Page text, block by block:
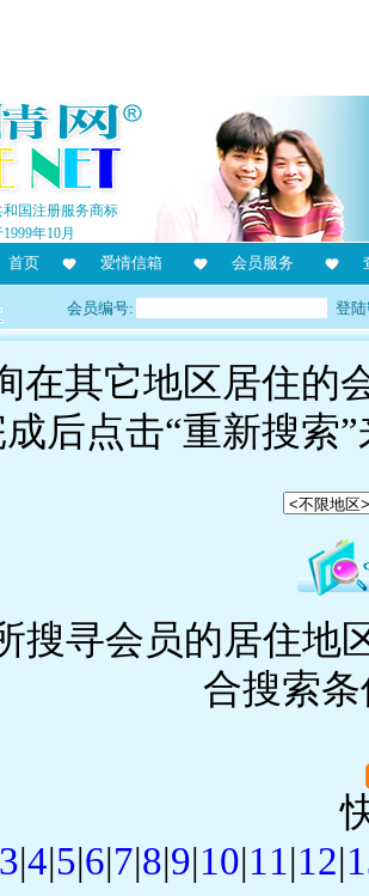
国注册服务商标
年10月
首页 爱情信箱 会员服务
会员编号: 登
在其它地区居住的
成后点击“重新搜索
搜寻会员的居住地
合搜索
3|4|5|6|7|8|9|10|11|12|